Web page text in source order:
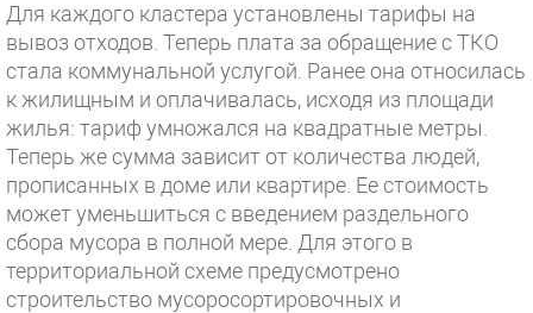
Для каждого кластера установлены тарифы на
вывоз отходов. Теперь плата за обращение с ТКО
стала коммунальной услугой. Ранее она относилась
к жилищным и оплачивалась, исходя из площади
жилья: тариф умножался на квадратные метры.
Теперь же сумма зависит от количества людей,
прописанных в доме или квартире. Ее стоимость
может уменьшиться с введением раздельного
сбора мусора в полной мере. Для этого в
территориальной схеме предусмотрено
строительство мусоросортировочных и